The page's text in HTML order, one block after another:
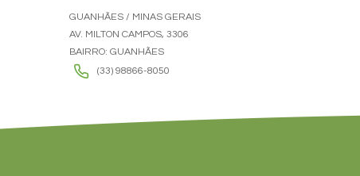
GUANHÃES / MINAS GERAIS
AV. MILTON CAMPOS, 3306
BAIRRO: GUANHÃES
(33) 98866-8050